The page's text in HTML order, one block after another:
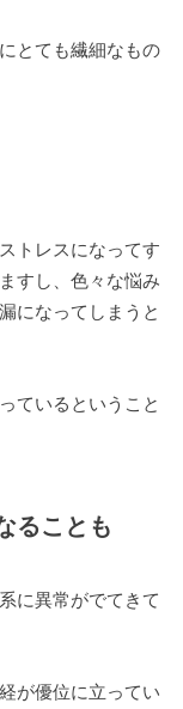
とても繊細なもの
トレスになってす
すし、色々な悩み
になってしまうと
ているということ
ることも
に異常がでてきて
が優位に立ってい